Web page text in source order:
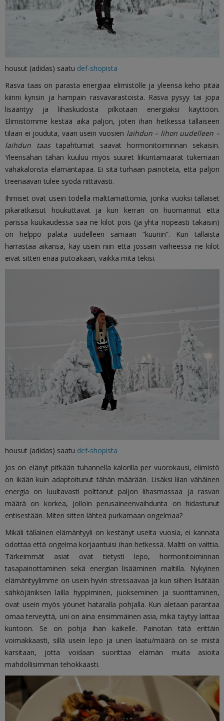
housut (adidas) saatu def-shopista
Rasva taas on parasta energiaa elimistölle ja yleensä keho pitää
kiinni kynsin ja hampain rasvavarastoista. Rasva pysyy tai jopa
lisääntyy ja lihaskudosta pilkotaan energiaksi käyttöön.
Elimistömme kestää aika paljon, joten ihan hetkessä tällaiseen
tilaan ei jouduta, vaan usein vuosien laihdun – lihon uudelleen –
laihdun taastapahtumat saavat hormonitoiminnan sekaisin.
Yleensähän tähän kuuluu myös suuret liikuntamäärät tukemaan
vähäkalorista elämäntapaa. Ei sitä turhaan painoteta, että paljon
treenaavan tulee syödä riittävästi.
Ihmiset ovat usein todella malttamattomia, jonka vuoksi tällaiset
pikaratkaisut houkuttavat ja kun kerran on huomannut että
parissa kuukaudessa saa ne kilot pois (ja yhtä nopeasti takaisin)
on helppo palata uudelleen samaan ”kuuriin”. Kun tällaista
harrastaa aikansa, käy usein niin että jossain vaiheessa ne kilot
eivät sitten enää putoakaan, vaikka mitä tekisi.
housut (adidas) saatu def-shopista
Jos on elänyt pitkään tuhannella kalorilla per vuorokausi, elimistö
on ikään kuin adaptoitunut tähän määrään. Lisäksi liian vähäinen
energia on luultavasti polttanut paljon lihasmassaa ja rasvan
määrä on korkea, jolloin perusaineenvaihdunta on hidastunut
entisestään. Miten sitten lähteä purkamaan ongelmaa?
Mikäli tällainen elämäntyyli on kestänyt useita vuosia, ei kannata
odottaa että ongelma korjaantuisi ihan hetkessä. Maltti on valttia.
Tärkeimmät asiat ovat tietysti lepo, hormonitoiminnan
tasapainottaminen sekä energian lisääminen maltilla. Nykyinen
elämäntyylimme on usein hyvin stressaavaa ja kun siihen lisätään
sähköjäniksen lailla hyppiminen, juokseminen ja suorittaminen,
ovat usein myös yöunet hataralla pohjalla. Kun aletaan parantaa
omaa terveyttä, uni on aina ensimmäinen asia, mikä täytyy laittaa
kuntoon. Se on pohja ihan kaikelle. Painotan tätä erittäin
voimakkaasti, sillä usein lepo ja unen laatu/määrä on se mistä
karsitaan, jotta voidaan suorittaa elämän muita asioita
mahdollisimman tehokkaasti.